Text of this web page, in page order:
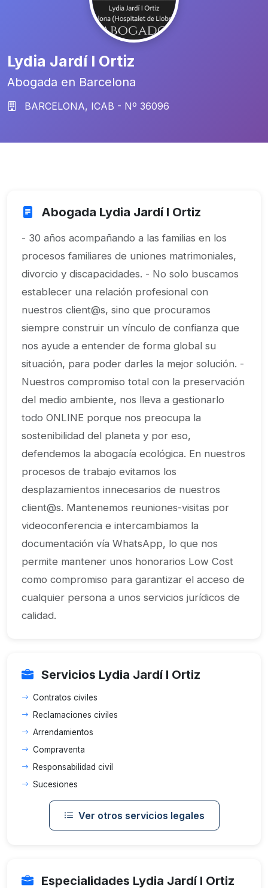
Lydia Jardí I Ortiz
Abogada en Barcelona
BARCELONA, ICAB - Nº 36096
Abogada Lydia Jardí I Ortiz
- 30 años acompañando a las familias en los
procesos familiares de uniones matrimoniales,
divorcio y discapacidades. - No solo buscamos
establecer una relación profesional con
nuestros client@s, sino que procuramos
siempre construir un vínculo de confianza que
nos ayude a entender de forma global su
situación, para poder darles la mejor solución. -
Nuestros compromiso total con la preservación
del medio ambiente, nos lleva a gestionarlo
todo ONLINE porque nos preocupa la
sostenibilidad del planeta y por eso,
defendemos la abogacía ecológica. En nuestros
procesos de trabajo evitamos los
desplazamientos innecesarios de nuestros
client@s. Mantenemos reuniones-visitas por
videoconferencia e intercambiamos la
documentación vía WhatsApp, lo que nos
permite mantener unos honorarios Low Cost
como compromiso para garantizar el acceso de
cualquier persona a unos servicios jurídicos de
calidad.
Servicios Lydia Jardí I Ortiz
Contratos civiles
Reclamaciones civiles
Arrendamientos
Compraventa
Responsabilidad civil
Sucesiones
Ver otros servicios legales
Especialidades Lydia Jardí I Ortiz